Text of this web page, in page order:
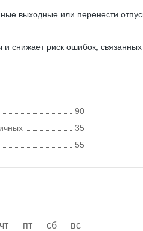
выходные или перенести
риск ошибок,
90
35
55
чт пт сб
вс